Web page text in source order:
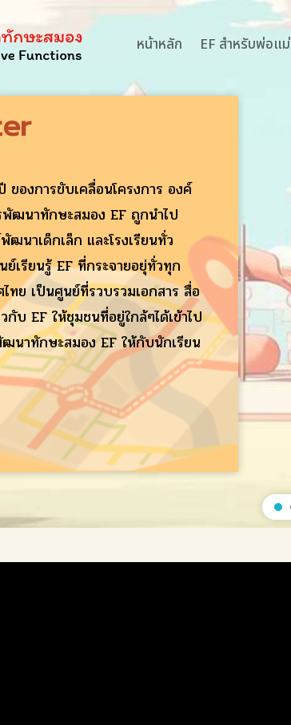
หน้าหลัก EF สำหรับพ่อแม่
ของการขับเคลื่อนโครงการ องค์
พัฒนาทักษะสมอง EF ถูกนำไป
นาเด็กเล็ก และโรงเรียนทั่ว
ย์เรียนรู้ EF ที่กระจายอยุ่ทั่วทุก
ทย เป็นศูนย์ที่รวบรวมเอกสาร สื่อ
กับ EF ให้ชุมชนที่อยู่ใกล้ๆได้เข้าไป
ฒนาทักษะสมอง EF ให้กับนักเรียน